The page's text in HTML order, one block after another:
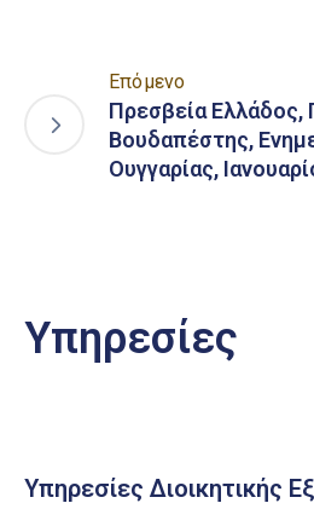
Επόμενο
Πρεσβεία Ελλάδος,
Βουδαπέστης,
Ουγγαρίας,
Υπηρεσίες
Υπηρεσίες Διοικητικής